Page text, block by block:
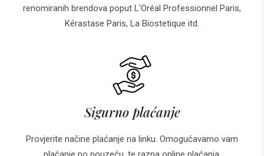
renomiranih brendova poput L'Oréal Professionnel Paris,
Kérastase Paris, La Biostetique itd.
Sigurno plaćanje
Provjerite načine plaćanje na linku. Omogućavamo vam